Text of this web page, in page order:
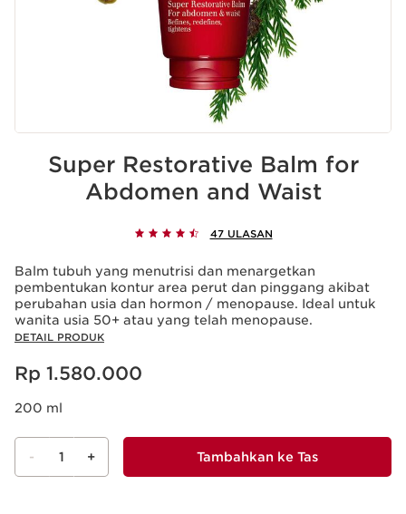
Super Restorative Balm for
Abdomen and Waist
47 ULASAN
Balm tubuh yang menutrisi dan menargetkan
pembentukan kontur area perut dan pinggang akibat
perubahan usia dan hormon / menopause. Ideal untuk
wanita usia 50+ atau yang telah menopause.
DETAIL PRODUK
Harga sekarang Rp 1.580.000
Rp 1.580.000
200 ml
- 1 + Tambahkan ke Tas